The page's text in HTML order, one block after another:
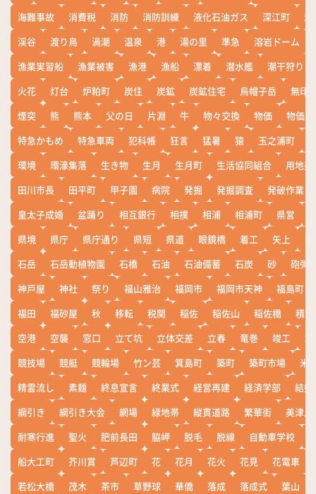
海難事故
消費税 消防 消防訓練 液化石油ガス 深江町
淵
渓谷
渡り鳥 渦潮 温泉 港 湯の里 準急 溶岩ドーム
漁業実習船
漁業被害 漁港 漁船 漂着 潜水艦
潮干狩り
火花
灯台 炉粕町 炭住 炭鉱 炭鉱住宅 烏帽子岳
無印
煙突
熊 熊本 父の日 片淵 牛 物々交換 物価
物価高
特急かもめ
特急車両 犯科帳 狂言 猛暑 猿 玉之浦町
環境
環濠集落 生き物 生月 生月町 生活協同組合
用地売
田川市長
田平町 甲子園 病院 発掘 発掘調査
発破作業
皇太子成婚
盆踊り 相互銀行 相撲 相浦 相浦町 県営
県境
県庁 県庁通り 県短 県道 眼鏡橋 着工 矢上
石岳
石岳動植物園 石橋 石油 石油備蓄 石炭 砂
砲弾
神戸屋
神社 祭り 福山雅治 福岡市 福岡市天神
福島町
福田
福砂屋 秋 移転 税関 稲佐 稲佐山 稲佐橋
積雪
空港
空襲 窓口 立て坑 立体交差 立春 竜巻 竣工
競技場
競艇 競輪場 竹ン芸 箕島町 築町 築町市場
米
精霊流し
素麺 終息宣言 終業式 経営再建 経済学部
結婚
綱引き
綱引き大会 網場 緑地帯 縦貫道路 繁華街
美津島
耐寒行進
聖火 肥前長田 脇岬 脱毛 脱線 自動車学校
船大工町
芥川賞 芦辺町 花 花月 花火 花見 花電車
若松大橋
茂木 茶市 草野球 華僑 落成 落成式 葉山